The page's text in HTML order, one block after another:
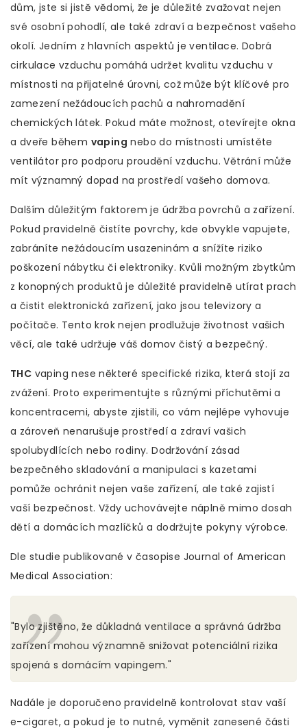
dům, jste si jistě vědomi, že je důležité zvažovat nejen
své osobní pohodlí, ale také zdraví a bezpečnost vašeho
okolí. Jedním z hlavních aspektů je ventilace. Dobrá
cirkulace vzduchu pomáhá udržet kvalitu vzduchu v
místnosti na přijatelné úrovni, což může být klíčové pro
zamezení nežádoucích pachů a nahromadění
chemických látek. Pokud máte možnost, otevírejte okna
a dveře během vaping nebo do místnosti umístěte
ventilátor pro podporu proudění vzduchu. Větrání může
mít významný dopad na prostředí vašeho domova.
Dalším důležitým faktorem je údržba povrchů a zařízení.
Pokud pravidelně čistíte povrchy, kde obvykle vapujete,
zabráníte nežádoucím usazeninám a snížíte riziko
poškození nábytku či elektroniky. Kvůli možným zbytkům
z konopných produktů je důležité pravidelně utírat prach
a čistit elektronická zařízení, jako jsou televizory a
počítače. Tento krok nejen prodlužuje životnost vašich
věcí, ale také udržuje váš domov čistý a bezpečný.
THC vaping nese některé specifické rizika, která stojí za
zvážení. Proto experimentujte s různými příchutěmi a
koncentracemi, abyste zjistili, co vám nejlépe vyhovuje
a zároveň nenarušuje prostředí a zdraví vašich
spolubydlících nebo rodiny. Dodržování zásad
bezpečného skladování a manipulaci s kazetami
pomůže ochránit nejen vaše zařízení, ale také zajistí
vaší bezpečnost. Vždy uchovávejte náplně mimo dosah
dětí a domácích mazlíčků a dodržujte pokyny výrobce.
Dle studie publikované v časopise Journal of American
Medical Association:
"Bylo zjištěno, že důkladná ventilace a správná údržba
zařízení mohou významně snižovat potenciální rizika
spojená s domácím vapingem."
Nadále je doporučeno pravidelně kontrolovat stav vaší
e-cigaret, a pokud je to nutné, vyměnit zanesené části